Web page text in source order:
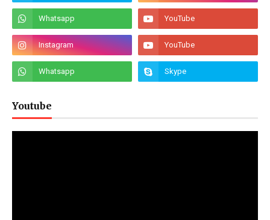
Youtube